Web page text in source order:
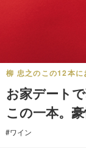
柳 忠之のこの12本
お家デート
この一本。
#ワイン